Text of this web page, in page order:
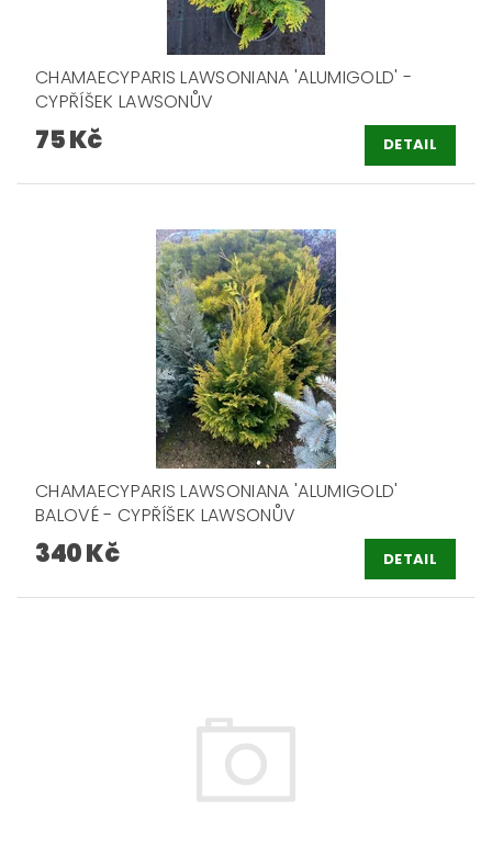
CHAMAECYPARIS LAWSONIANA 'ALUMIGOLD' -
CYPŘÍŠEK LAWSONŮV
75 Kč DETAIL
CHAMAECYPARIS LAWSONIANA 'ALUMIGOLD'
BALOVÉ - CYPŘÍŠEK LAWSONŮV
340 Kč DETAIL